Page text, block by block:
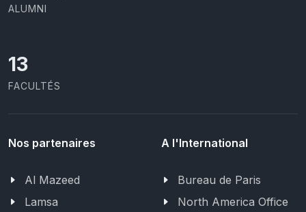
ALUMNI
13
FACULTÉS
Nos partenaires
Al Mazeed
Lamsa
A l'International
Bureau de Paris
North America Office